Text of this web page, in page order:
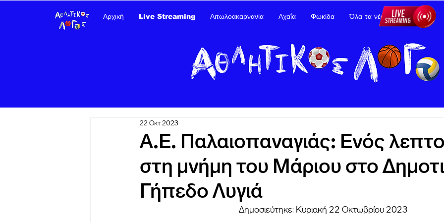
Αρχική Live Streaming Αιτωλοακαρνανία Αχαΐα Φωκίδα Όλα τα νέα Διαφήμιση
Α.Ε. Παλαιοπαναγιάς: Ενός
στη μνήμη του Μάριου στο
Γήπεδο Λυγιά
22 Οκτ 2023
Δημοσιεύτηκε: Κυριακή 22 Οκτωβρίου 2023